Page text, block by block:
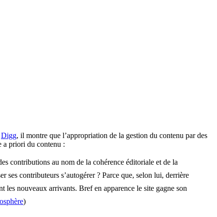
Digg, il montre que l’appropriation de la gestion du contenu par des
a priori du contenu :
contributions au nom de la cohérence éditoriale et de la
contributeurs s’autogérer ? Parce que, selon lui, derrière
les nouveaux arrivants. Bref en apparence le site gagne son
)